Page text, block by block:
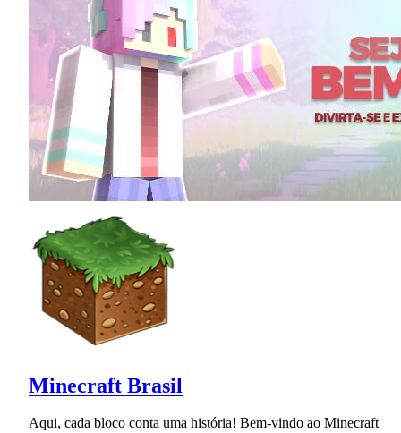
Minecraft Brasil
Aqui, cada bloco conta uma história! Bem-vindo ao Minecraft